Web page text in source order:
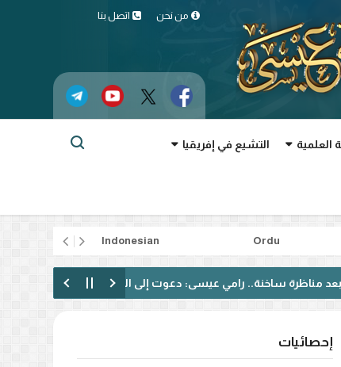
من نحن اتصل بنا
العلمية التشيع في إفريقيا
Ordu
Indonesian
ساخنة.. رامي عيسى: دعوت إلى الحوار فقوبلت بالتكفير! (فيديو)
إحصائيات